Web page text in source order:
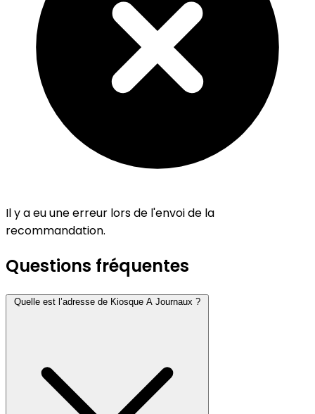
Il y a eu une erreur lors de l'envoi de la
recommandation.
Questions fréquentes
Quelle est l’adresse de Kiosque A Journaux ?